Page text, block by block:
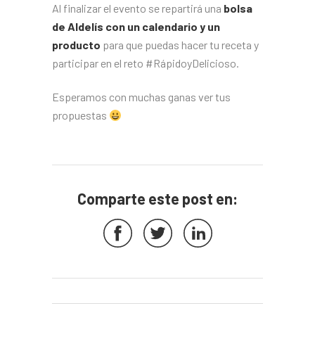
Al finalizar el evento se repartirá una bolsa
de Aldelís con un calendario y un
producto para que puedas hacer tu receta y
participar en el reto #RápidoyDelicioso.
Esperamos con muchas ganas ver tus
propuestas
Comparte este post en: